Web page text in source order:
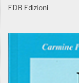
EDB Edizioni